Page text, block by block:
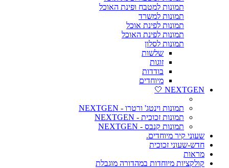
תמונות למטבח ופינת האוכל
תמונות למשרד
תמונות לפינת אוכל
תמונות לפינת האוכל
תמונות לסלון
שלשות
זוגות
בודדות
מיוחדים
NEXTGEN 🤍
תמונות וינטג' ורטרו - NEXTGEN
תמונות זכוכית - NEXTGEN
תמונות קנבס - NEXTGEN
שעוני קיר מיוחדים.
חדש-שעוני זכוכית
מראות
קולקציות מיוחדות במהדורה מוגבלת